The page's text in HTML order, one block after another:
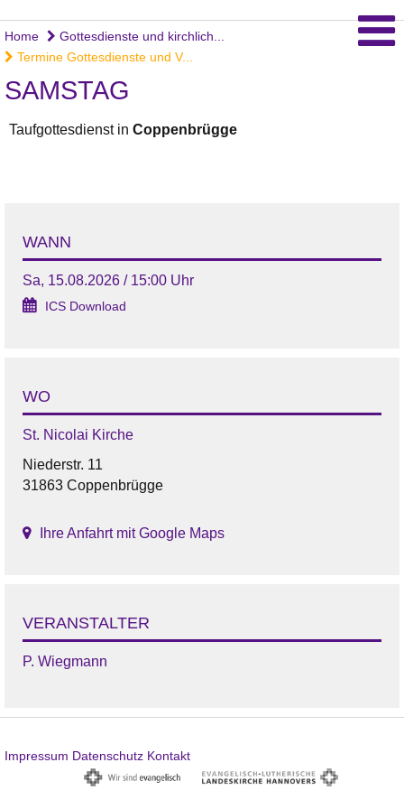
Home
Gottesdienste und kirchlich...
Termine Gottesdienste und V...
SAMSTAG
Taufgottesdienst in Coppenbrügge
WANN
Sa, 15.08.2026 / 15:00 Uhr
ICS Download
WO
St. Nicolai Kirche
Niederstr. 11
31863 Coppenbrügge
Ihre Anfahrt mit Google Maps
VERANSTALTER
P. Wiegmann
Impressum Datenschutz Kontakt